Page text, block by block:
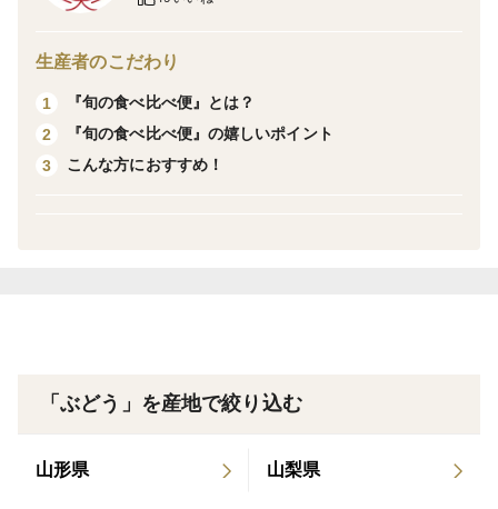
けする定期便サービスです。
みいただけます。
おすすめポイント
① 採れたての美味しさをお届け！
ビュー平均4.3以上を獲得！
生産者のこだわり
1
『旬の食べ比べ便』とは？
2
『旬の食べ比べ便』の嬉しいポイント
3
こんな方におすすめ！
「ぶどう」を産地で絞り込む
山形県 山梨県